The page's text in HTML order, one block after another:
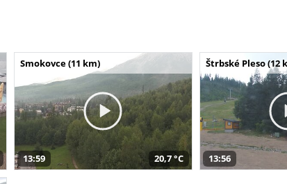
Smokovce (11 km)
13:59 20,7 °C
Štrbské Pleso (12
13:56